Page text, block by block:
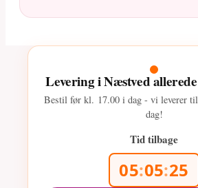
Levering i Næstved
Bestil før kl. 17.00i dag - vi leverer
dag!
Tid tilbage
05:05:24